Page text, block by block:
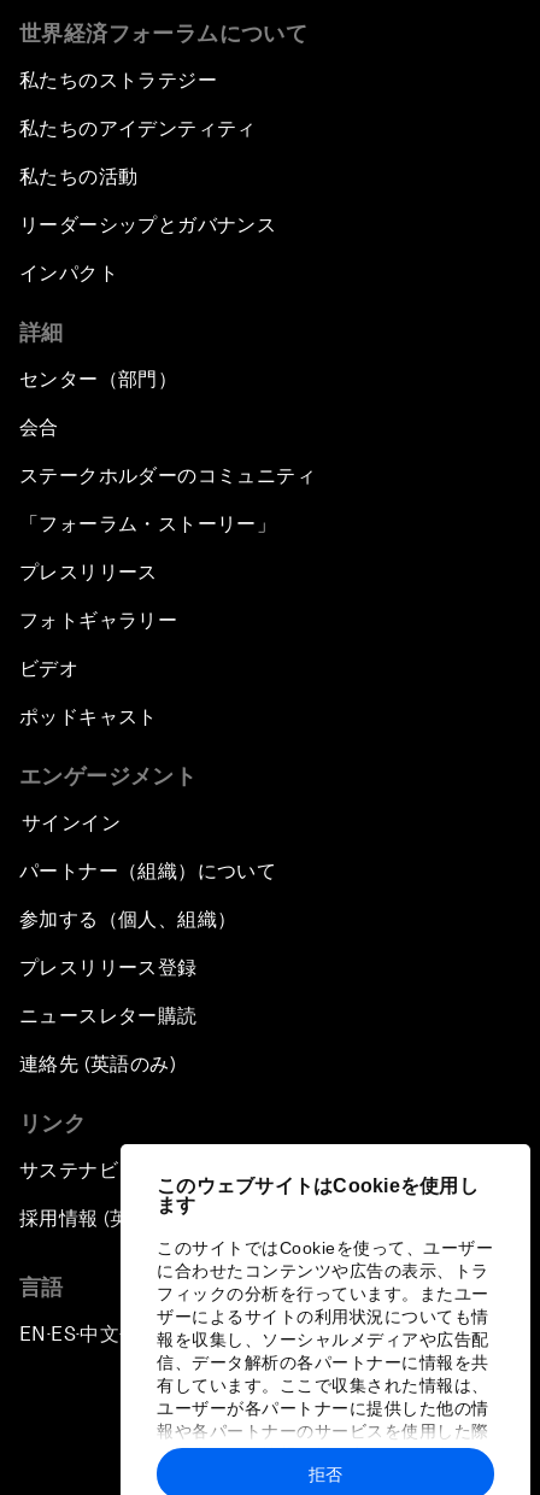
このウェブサイトはCookieを使用し
ます
このサイトではCookieを使って、ユーザー
に合わせたコンテンツや広告の表示、トラ
フィックの分析を行っています。またユー
ザーによるサイトの利用状況についても情
報を収集し、ソーシャルメディアや広告配
信、データ解析の各パートナーに情報を共
有しています。ここで収集された情報は、
ユーザーが各パートナーに提供した他の情
報や各パートナーのサービスを使用した際
に収集された情報と組み合わされ、各パー
トナーによって使用されることがありま
拒否
世界経済フォーラムについて
私たちのストラテジー
私たちのアイデンティティ
私たちの活動
リーダーシップとガバナンス
インパクト
詳細
センター（部門）
会合
ステークホルダーのコミュニティ
「フォーラム・ストーリー」
プレスリリース
フォトギャラリー
ビデオ
ポッドキャスト
エンゲージメント
サインイン
パートナー（組織）について
参加する（個人、組織）
プレスリリース登録
ニュースレター購読
連絡先 (英語のみ)
リンク
サステナビリティへの取り組み
採用情報 (英語のみ)
言語
EN ▪ES▪中文▪ 日本語